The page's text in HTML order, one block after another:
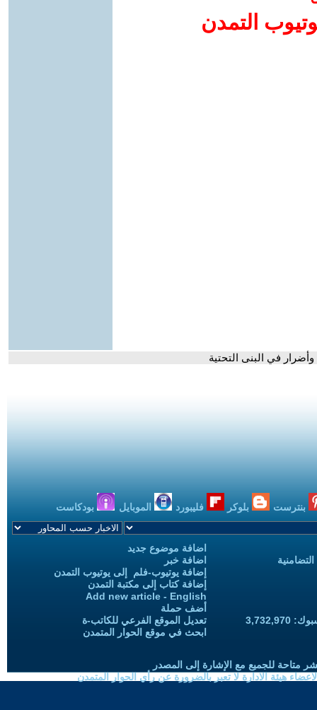
التمدن
في البنى التحتية
بنترست بلوكر فليبورد الموبايل بودكاست
اضافة موضوع جديد
اضافة خبر
إضافة يوتيوب-فلم إلى يوتيوب التمدن
إضافة كتاب إلى مكتبة التمدن
Add new article - English
أضف حملة
تعديل الموقع الفرعي للكاتب-ة
ابحث في موقع الحوار المتمدن
متاحة للجميع مع الإشارة إلى المصدر
هيئة الادارة لا تعبر بالضرورة عن رأي الحوار المتمدن